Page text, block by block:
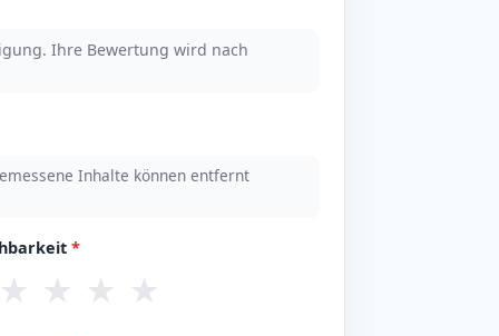
Ihre Bewertung wird nach
Inhalte können entfernt
*
★ ★ ★